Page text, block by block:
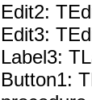
Edit2:
Edit3:
Label3:
Button1: